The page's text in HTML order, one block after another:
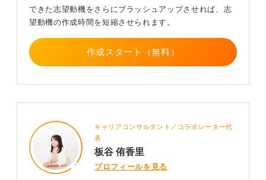
える力になると感じました」といったエピソードを交え
ると、より具体的な動機となります。
思いの背景にあるエピソードと銀行ならではの支援
案で差別化を図ろう
う。
たとえば、「地域の創業支援に特化したマイクロファイ
ナンス商品を企画し、若手起業家の挑戦を後押しした
い」、「高齢化が進む農村部向けに、小口融資と出張相
談サービスを組み合わせた新たなサービスを立ち上げ、
金融サービスが行き届きにくい地域の利便性を高めた
できた志望動機をさらにブラッシュアップさせれば、志
望動機の作成時間を短縮させられます。
作成スタート（無料）
キャリアコンサルタント／コラボレーター代
表
板谷 侑香里
プロフィールを見る